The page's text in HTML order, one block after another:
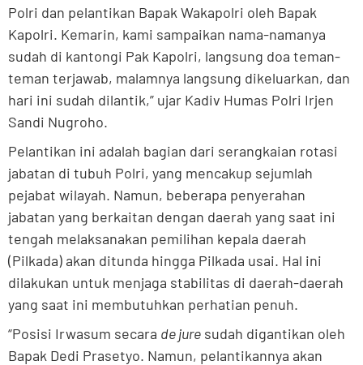
Polri dan pelantikan Bapak Wakapolri oleh Bapak
Kapolri. Kemarin, kami sampaikan nama-namanya
sudah di kantongi Pak Kapolri, langsung doa teman-
teman terjawab, malamnya langsung dikeluarkan, dan
hari ini sudah dilantik,” ujar Kadiv Humas Polri Irjen
Sandi Nugroho.
Pelantikan ini adalah bagian dari serangkaian rotasi
jabatan di tubuh Polri, yang mencakup sejumlah
pejabat wilayah. Namun, beberapa penyerahan
jabatan yang berkaitan dengan daerah yang saat ini
tengah melaksanakan pemilihan kepala daerah
(Pilkada) akan ditunda hingga Pilkada usai. Hal ini
dilakukan untuk menjaga stabilitas di daerah-daerah
yang saat ini membutuhkan perhatian penuh.
“Posisi Irwasum secara de jure sudah digantikan oleh
Bapak Dedi Prasetyo. Namun, pelantikannya akan